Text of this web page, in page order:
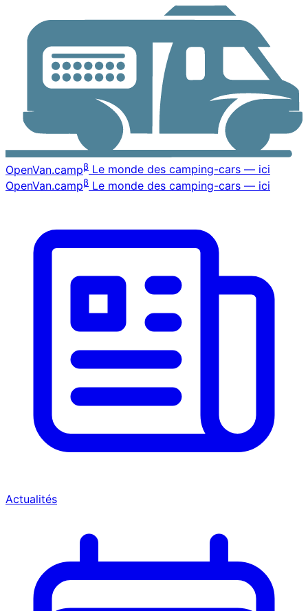
OpenVan.campβ Le monde des camping-cars — ici
OpenVan.campβ Le monde des camping-cars — ici
Actualités